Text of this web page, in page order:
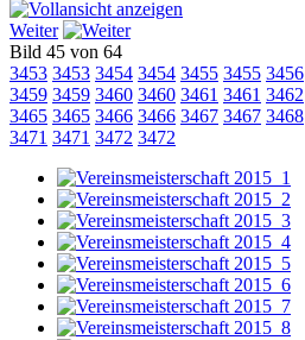
Weiter
Bild 45 von 64
3453 3453 3454 3454 3455 3455 3456
3459 3459 3460 3460 3461 3461 3462
3465 3465 3466 3466 3467 3467 3468
3471 3471 3472 3472